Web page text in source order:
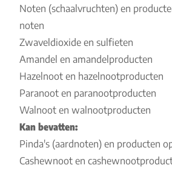
Noten (schaalvruchten) en
noten
Zwaveldioxide en sulfieten
Amandel en amandelproducten
Hazelnoot en hazelnootproducten
Paranoot en paranootproducten
Walnoot en walnootproducten
Kan bevatten:
Pinda's (aardnoten) en producten
Cashewnoot en